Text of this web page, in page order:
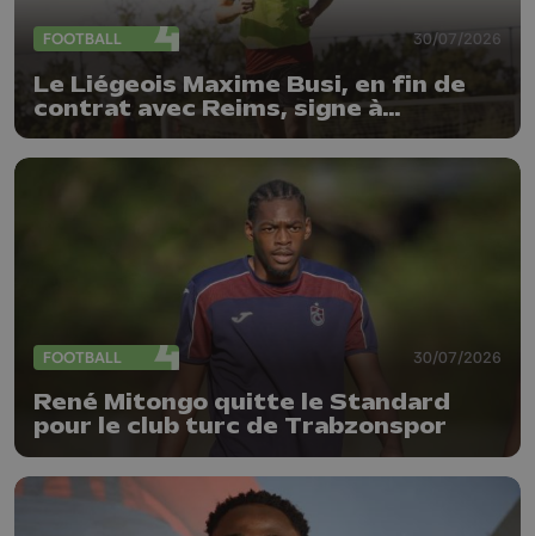
FOOTBALL 30/07/2026
Le Liégeois Maxime Busi, en fin de
contrat avec Reims, signe à
l'Antwerp
FOOTBALL 30/07/2026
René Mitongo quitte le Standard
pour le club turc de Trabzonspor